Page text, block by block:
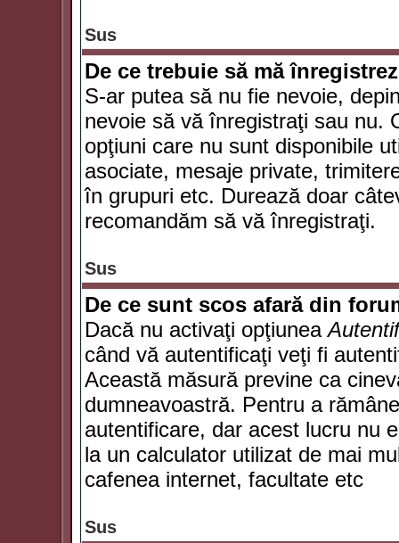
Sus
De ce trebuie să mă
S-ar putea să nu fie nevoie,
nevoie să vă înregistraţi sau nu.
opţiuni care nu sunt disponibile
asociate, mesaje private,
în grupuri etc. Durează doar
recomandăm să vă înregistraţi.
Sus
De ce sunt scos afară din
Dacă nu activaţi opţiunea
când vă autentificaţi veţi fi
Această măsură previne ca
dumneavoastră. Pentru a
autentificare, dar acest lucru nu
la un calculator utilizat de mai
cafenea internet, facultate etc
Sus